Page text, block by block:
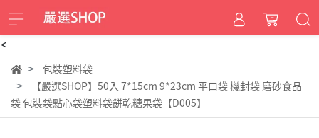
<
包裝塑料袋
【嚴選SHOP】50入 7*15cm 9*23cm 平口袋 機封袋 磨砂食品
袋 包裝袋點心袋塑料袋餅乾糖果袋【D005】